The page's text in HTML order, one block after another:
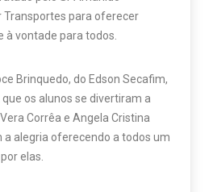
para oferecer
à vontade para todos.
Brinquedo, do Edson Secafim,
os alunos se divertiram a
Corrêa e Angela Cristina
a alegria oferecendo a todos um
elas.